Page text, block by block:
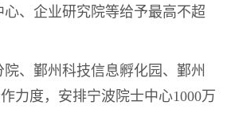
、企业研究院等给予最高不超
、鄞州科技信息孵化园、鄞州
力度，安排宁波院士中心1000万